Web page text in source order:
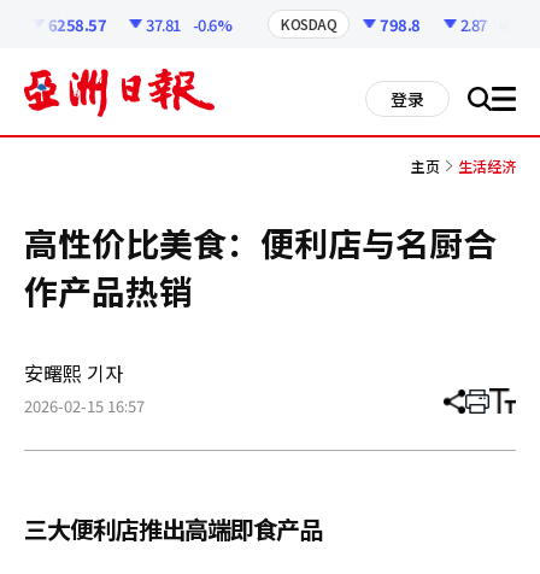
6258.57 37.81 -0.6% KOSDAQ 798.8 2.87
登录 搜 all
主页 生活经济
高性价比美食：便利店与名厨合
作产品热销
安曙熙 기자
2026-02-15 16:57 分
章
打 调
小
三大便利店推出高端即食产品